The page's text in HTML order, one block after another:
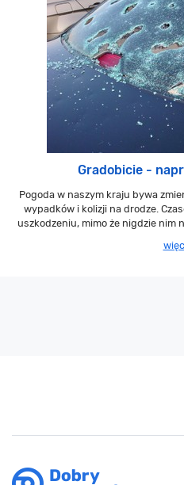
Gradobicie -
Pogoda w naszym kraju bywa
wypadków i kolizji na drodze.
uszkodzeniu, mimo że nigdzie nim